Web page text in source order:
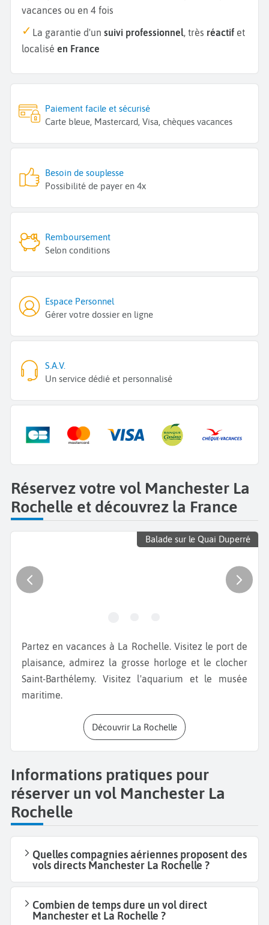
vacances ou en 4 fois
La garantie d'un suivi professionnel, très réactif et
localisé en France
Paiement facile et sécurisé
Carte bleue, Mastercard, Visa, chèques vacances
Besoin de souplesse
Possibilité de payer en 4x
Remboursement
Selon conditions
Espace Personnel
Gérer votre dossier en ligne
S.A.V.
Un service dédié et personnalisé
Réservez votre vol Manchester La
Rochelle et découvrez la France
Balade sur le Quai Duperré
Partez en vacances à La Rochelle. Visitez le port de
plaisance, admirez la grosse horloge et le clocher
Saint-Barthélemy. Visitez l'aquarium et le musée
maritime.
Découvrir La Rochelle
Informations pratiques pour
réserver un vol Manchester La
Rochelle
Quelles compagnies aériennes proposent des
vols directs Manchester La Rochelle ?
Combien de temps dure un vol direct
Manchester et La Rochelle ?